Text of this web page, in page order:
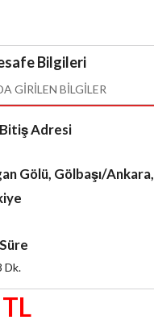
Bilgileri
GIRILEN BILGILER
Bitiş Adresi
Gölü, Gölbaşı/Ankara,
Süre
Dk.